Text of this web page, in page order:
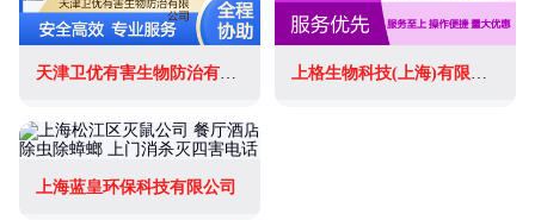
天津卫优有害生物防治有限公司 上格生物科技(上海)有限公司
上海蓝皇环保科技有限公司